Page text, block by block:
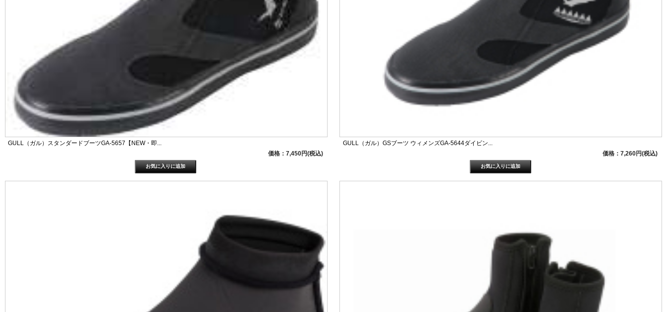
GULL（ガル）スタンダードブーツGA-5657【NEW・即...
価格：7,450円(税込)
GULL（ガル）GSブーツ ウィメンズGA-5644ダイビン...
価格：7,260円(税込)